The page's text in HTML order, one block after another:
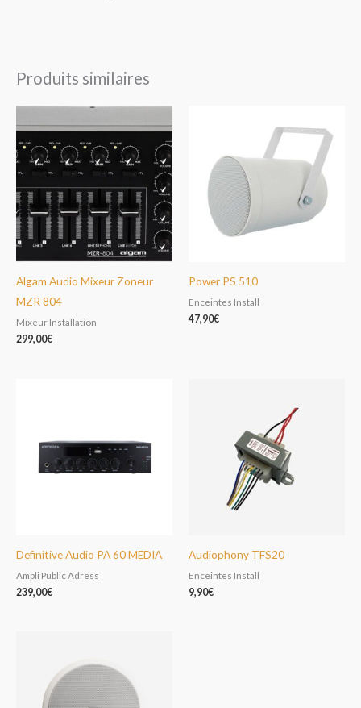
Produits similaires
Algam Audio Mixeur Zoneur
MZR 804
Mixeur Installation
299,00€
Power PS 510
Enceintes Install
47,90€
Definitive Audio PA 60 MEDIA
Ampli Public Adress
239,00€
Audiophony TFS20
Enceintes Install
9,90€